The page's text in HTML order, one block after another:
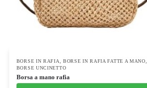
BORSE IN RAFIA, BORSE IN RAFIA FATTE A MANO,
BORSE UNCINETTO
Borsa a mano rafia